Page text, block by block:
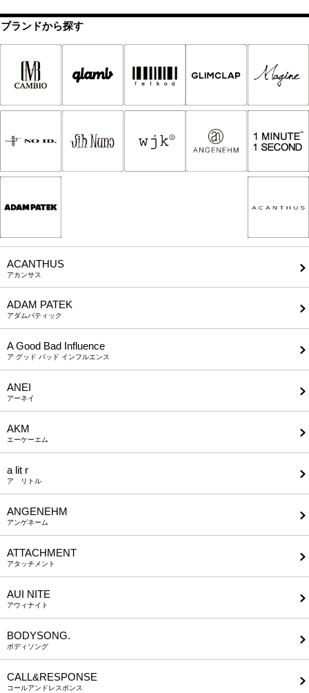
ブランドから探す
ACANTHUS
アカンサス
ADAM PATEK
アダムパティック
A Good Bad Influence
ア グッド バッド インフルエンス
ANEI
アーネイ
AKM
エーケーエム
a lit r
ア リトル
ANGENEHM
アンゲネーム
ATTACHMENT
アタッチメント
AUI NITE
アウィナイト
BODYSONG.
ボディソング
CALL&RESPONSE
コールアンドレスポンス